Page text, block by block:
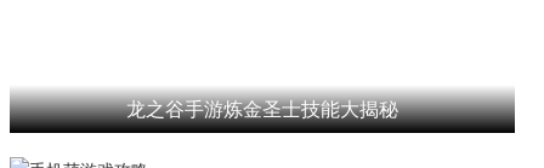
龙之谷手游炼金圣士技能大揭秘